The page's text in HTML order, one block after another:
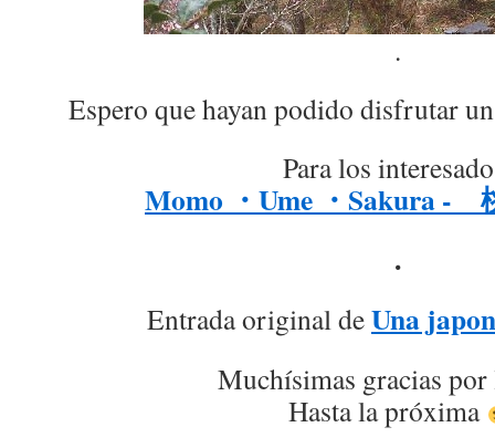
.
Espero que hayan podido disfrutar
Para los
Momo ・Ume ・Sakura -
.
Entrada original deUna
Muchísimas gracias por
Hasta la próxima